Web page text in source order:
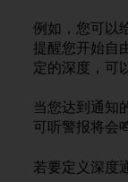
例如，您可以
提醒您开始自
定的深度，可
当您达到通知
可听警报将会
若要定义深度